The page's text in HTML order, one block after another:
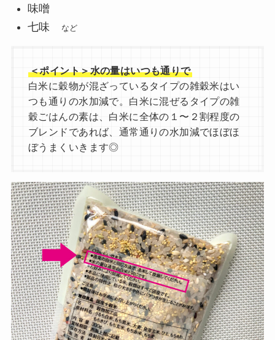
味噌
七味
など
＜ポイント＞水の量はいつも通りで
白米に穀物が混ざっているタイプの雑穀米はい
つも通りの水加減で。白米に混ぜるタイプの雑
穀ごはんの素は、白米に全体の１〜２割程度の
ブレンドであれば、通常通りの水加減でほぼほ
ぼうまくいきます◎